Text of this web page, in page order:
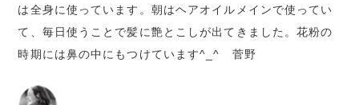
は全身に使っています。朝はヘアオイルメインで使ってい
て、毎日使うことで髪に艶とこしが出てきました。花粉の
時期には鼻の中にもつけています^_^ 菅野